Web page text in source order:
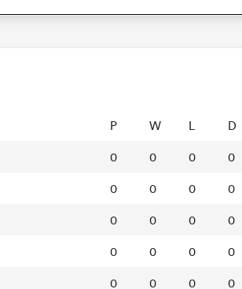
P W L D
0 0 0 0
0 0 0 0
0 0 0 0
0 0 0 0
0 0 0 0